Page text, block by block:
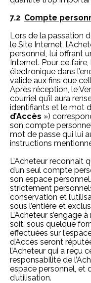
7.2 Compte
Lors de la passation
le Site Internet,
personnel, lui offrant
Internet. Pour ce
électronique dans
valide aux fins que
Après réception, le
courriel qu’il aura
identifiants et le mot
d’Accès »)
son compte
mot de passe qui lui
instructions
L’Acheteur reconnait
d’un seul compte
son espace
strictement
conservation et
sous l’entière et
L’Acheteur s’engage
soit, sous quelque
effectuées sur
d’Accès seront
l’Acheteur qui a reçu
responsabilité de
espace personnel, et
d’utilisation.